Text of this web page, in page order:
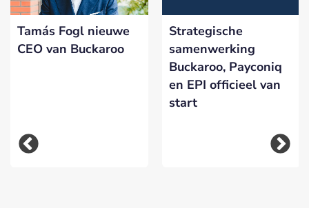
Tamás Fogl nieuwe
CEO van Buckaroo
Strategische
samenwerking
Buckaroo, Payconiq
en EPI officieel van
start